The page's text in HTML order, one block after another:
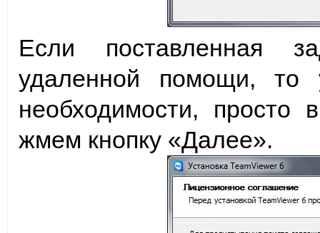
Если поставленная
удаленной помощи, то
необходимости, просто
жмем кнопку «Далее».